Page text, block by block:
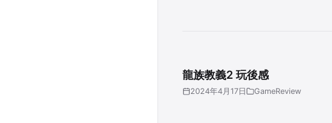
龍族教義2 玩後感
2024年4月17日 GameReview